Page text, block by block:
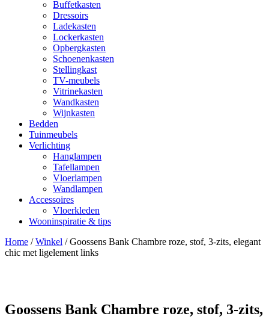
Buffetkasten
Dressoirs
Ladekasten
Lockerkasten
Opbergkasten
Schoenenkasten
Stellingkast
TV-meubels
Vitrinekasten
Wandkasten
Wijnkasten
Bedden
Tuinmeubels
Verlichting
Hanglampen
Tafellampen
Vloerlampen
Wandlampen
Accessoires
Vloerkleden
Wooninspiratie & tips
Home /Winkel /Goossens Bank Chambre roze, stof, 3-zits, elegant
chic met ligelement links
Goossens Bank Chambre roze, stof, 3-zits,